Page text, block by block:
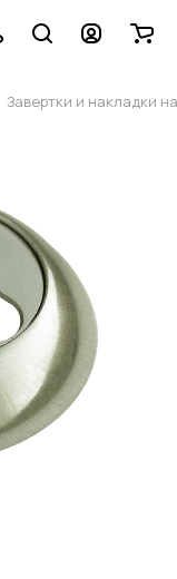
Завертки и накладки